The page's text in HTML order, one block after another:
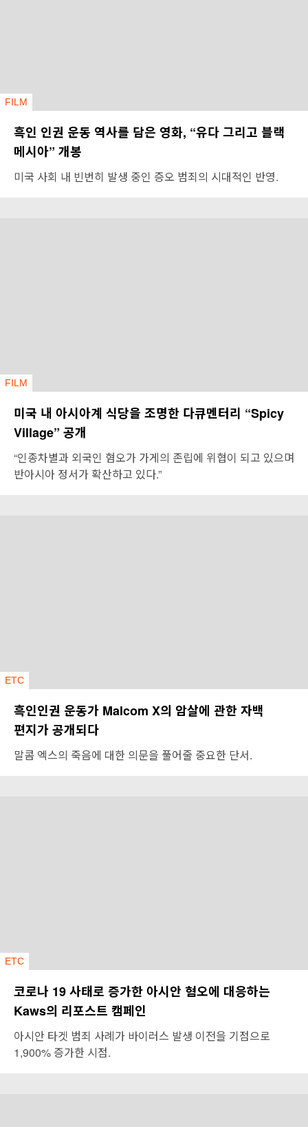
FILM
흑인 인권 운동 역사를 담은 영화, “유다 그리고 블랙
메시아” 개봉
미국 사회 내 빈번히 발생 중인 증오 범죄의 시대적인 반영.
FILM
미국 내 아시아계 식당을 조명한 다큐멘터리 “Spicy
Village” 공개
“인종차별과 외국인 혐오가 가게의 존립에 위협이 되고 있으며
반아시아 정서가 확산하고 있다.”
ETC
흑인인권 운동가 Malcom X의 암살에 관한 자백
편지가 공개되다
말콤 엑스의 죽음에 대한 의문을 풀어줄 중요한 단서.
ETC
코로나 19 사태로 증가한 아시안 혐오에 대응하는
Kaws의 리포스트 캠페인
아시안 타겟 범죄 사례가 바이러스 발생 이전을 기점으로
1,900% 증가한 시점.